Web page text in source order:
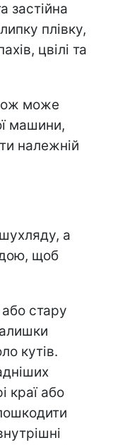
застійна
плівку,
цвілі та
може
машини,
належній
а
щоб
стару
кутів.
краї або